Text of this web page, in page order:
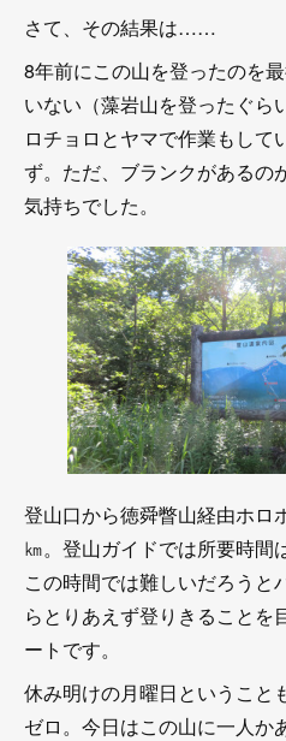
さて、その結果は……
8年前にこの山を登ったのを
いない（藻岩山を登ったぐら
ロチョロとヤマで作業もして
ず。ただ、ブランクがあるの
気持ちでした。
登山口から徳舜瞥山経由ホロ
㎞。登山ガイドでは所要時間
この時間では難しいだろうと
らとりあえず登りきることを
ートです。
休み明けの月曜日ということ
ゼロ。今日はこの山に一人か